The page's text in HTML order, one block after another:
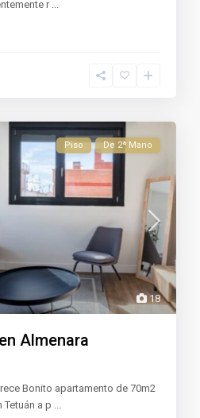
r ...
18
Piso De 2ª Mano
Almenara
Bonito apartamento de 70m2
a p ...